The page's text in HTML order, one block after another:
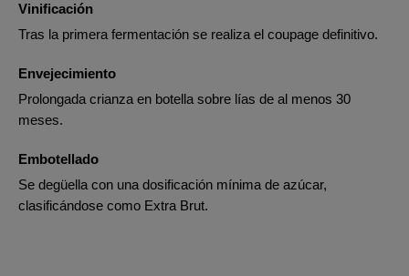
Vinificación
Tras la primera fermentación se realiza el coupage definitivo.
Envejecimiento
Prolongada crianza en botella sobre lías de al menos 30
meses.
Embotellado
Se degüella con una dosificación mínima de azúcar,
clasificándose como Extra Brut.